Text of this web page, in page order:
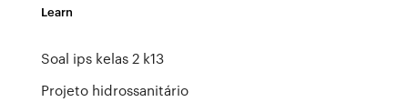
Learn
Soal ips kelas 2 k13
Projeto hidrossanitário